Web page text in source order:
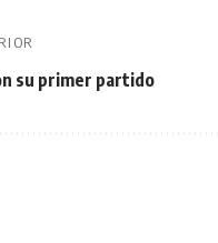
su primer partido